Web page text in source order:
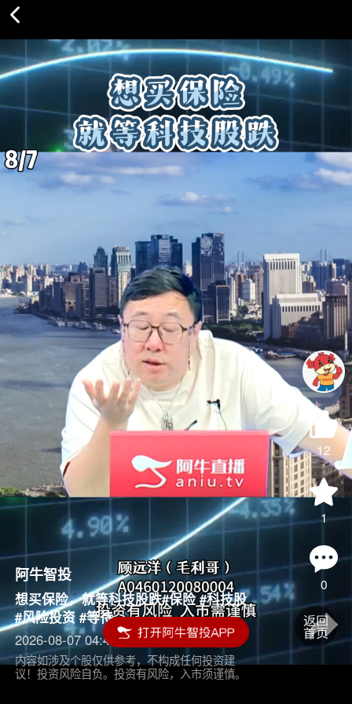
12
1
0
阿牛智投
想买保险，就等科技股跌#保险 #科技股
#风险投资 #等待
2026-08-07 04:45
内容如涉及个股仅供参考，不构成任何投资建
议！投资风险自负。投资有风险，入市须谨慎。